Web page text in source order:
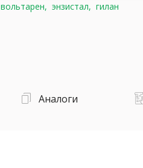
вольтарен, энзистал, гилан
Аналоги